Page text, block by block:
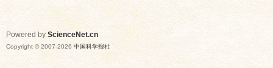
Powered by ScienceNet.cn
Copyright © 2007-2026 中国科学报社